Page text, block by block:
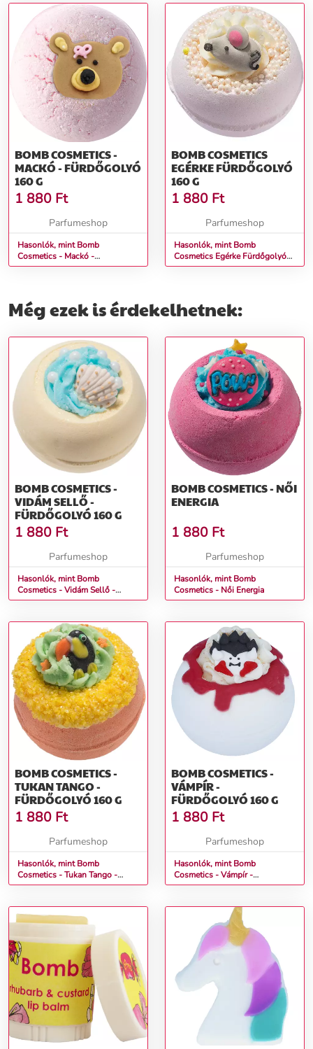
BOMB COSMETICS -
MACKÓ - FÜRDŐGOLYÓ
160 G
1 880 Ft
Parfumeshop
Hasonlók, mint Bomb
Cosmetics - Mackó -
Fürdőgolyó 160 g
BOMB COSMETICS
EGÉRKE FÜRDŐGOLYÓ
160 G
1 880 Ft
Parfumeshop
Hasonlók, mint Bomb
Cosmetics Egérke Fürdőgolyó
160 g
Még ezek is érdekelhetnek:
BOMB COSMETICS -
VIDÁM SELLŐ -
FÜRDŐGOLYÓ 160 G
1 880 Ft
Parfumeshop
Hasonlók, mint Bomb
Cosmetics - Vidám Sellő -
Fürdőgolyó 160 g
BOMB COSMETICS - NŐI
ENERGIA
1 880 Ft
Parfumeshop
Hasonlók, mint Bomb
Cosmetics - Női Energia
BOMB COSMETICS -
TUKAN TANGO -
FÜRDŐGOLYÓ 160 G
1 880 Ft
Parfumeshop
Hasonlók, mint Bomb
Cosmetics - Tukan Tango -
Fürdőgolyó 160 g
BOMB COSMETICS -
VÁMPÍR -
FÜRDŐGOLYÓ 160 G
1 880 Ft
Parfumeshop
Hasonlók, mint Bomb
Cosmetics - Vámpír -
Fürdőgolyó 160 g